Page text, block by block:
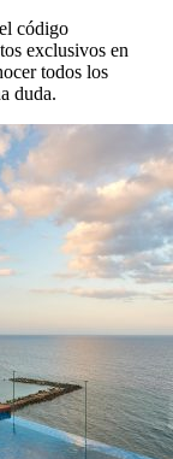
código
exclusivos en
todos los
duda.